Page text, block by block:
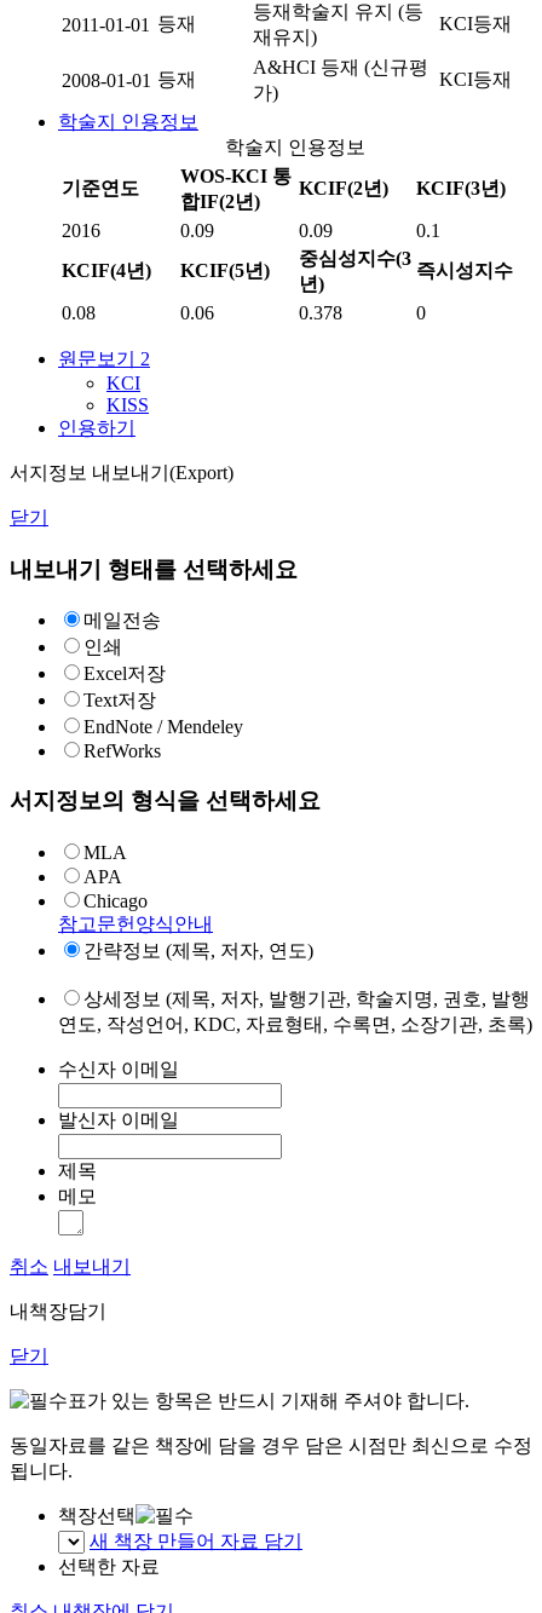
2011-01-01 등재
등재학술지 유지 (등
재유지)
KCI등재
2008-01-01 등재
A&HCI 등재 (신규평
가)
KCI등재
학술지 인용정보
학술지 인용정보
기준연도
WOS-KCI 통
합IF(2년)
KCIF(2년) KCIF(3년)
2016 0.09 0.09
0.1
KCIF(4년)
KCIF(5년)
중심성지수(3
년)
즉시성지수
0.08 0.06 0.378 0
원문보기 2
KCI
KISS
인용하기
서지정보 내보내기(Export)
닫기
내보내기 형태를 선택하세요
메일전송
인쇄
Excel저장
Text저장
EndNote / Mendeley
RefWorks
서지정보의 형식을 선택하세요
MLA
APA
Chicago
참고문헌양식안내
간략정보 (제목, 저자, 연도)
상세정보 (제목, 저자, 발행기관, 학술지명, 권호, 발행
연도, 작성언어, KDC, 자료형태, 수록면, 소장기관, 초록)
수신자 이메일
발신자 이메일
제목
메모
취소 내보내기
내책장담기
닫기
표가 있는 항목은 반드시 기재해 주셔야 합니다.
동일자료를 같은 책장에 담을 경우 담은 시점만 최신으로 수정
됩니다.
책장선택
새 책장 만들어 자료 담기
선택한 자료